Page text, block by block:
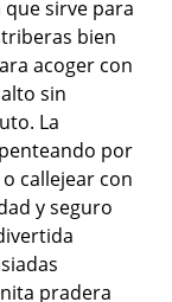
sirve para
bien
acoger con
sin
La
por
callejear con
y seguro
pradera